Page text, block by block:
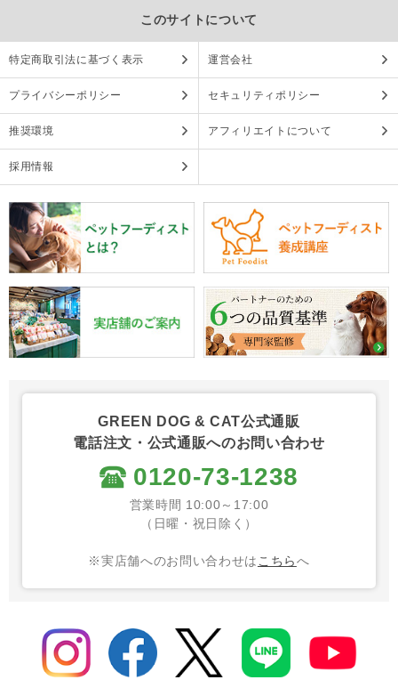
このサイトについて
特定商取引法に基づく表示 運営会社
プライバシーポリシー セキュリティポリシー
推奨環境 アフィリエイトについて
採用情報
GREEN DOG & CAT公式通販
電話注文・公式通販へのお問い合わせ
0120-73-1238
営業時間 10:00～17:00
（日曜・祝日除く）
※実店舗へのお問い合わせはこちらへ